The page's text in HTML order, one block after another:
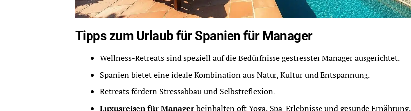
Tipps zum Urlaub für Spanien für Manager
Wellness-Retreats sind speziell auf die Bedürfnisse gestresster Manager ausgerichtet.
Spanien bietet eine ideale Kombination aus Natur, Kultur und Entspannung.
Retreats fördern Stressabbau und Selbstreflexion.
Luxusreisen für Managerbeinhalten oft Yoga, Spa-Erlebnisse und gesunde Ernährung.